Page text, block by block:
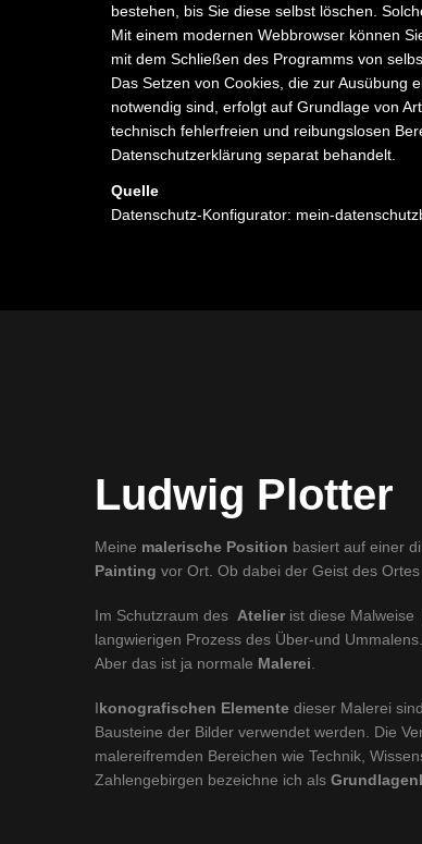
bestehen, bis Sie diese selbst löschen.
Mit einem modernen Webbrowser können
mit dem Schließen des Programms von
Das Setzen von Cookies, die zur Ausübung
notwendig sind, erfolgt auf Grundlage von
technisch fehlerfreien und reibungslosen
Datenschutzerklärung separat behandelt.
Quelle
Datenschutz-Konfigurator: mein-
Ludwig Plotter
Meine malerische Position basiert auf einer
Painting vor Ort. Ob dabei der Geist des
Im Schutzraum des Atelierist diese Malweise
langwierigen Prozess des Über-und Ummalens.
Aber das ist ja normale Malerei
Ikonografischen Elemente dieser Malerei
Bausteine der Bilder verwendet werden. Die
malereifremden Bereichen wie Technik,
Zahlengebirgen bezeichne ich als